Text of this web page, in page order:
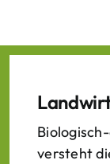
versteht